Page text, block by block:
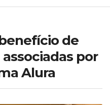
de
por
Alura